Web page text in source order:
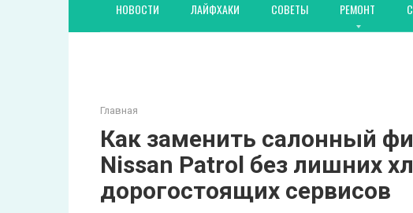
НОВОСТИ ЛАЙФХАКИ СОВЕТЫ РЕМОНТ
Главная
Как заменить салонный
Nissan Patrol без лишних
дорогостоящих сервисов